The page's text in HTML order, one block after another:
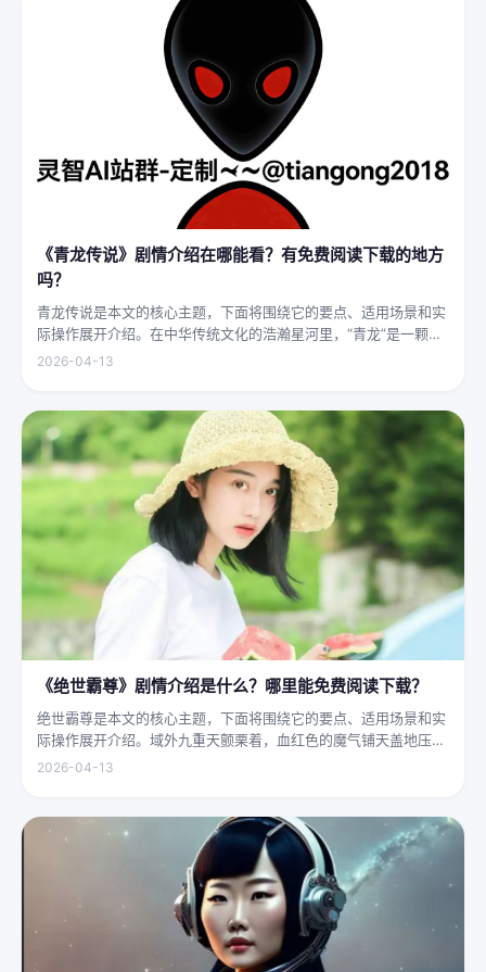
《青龙传说》剧情介绍在哪能看？有免费阅读下载的地方
吗？
青龙传说是本文的核心主题，下面将围绕它的要点、适用场景和实
际操作展开介绍。在中华传统文化的浩瀚星河里，“青龙”是一颗璀
璨夺目的明珠，它与白虎、朱雀、玄武并称“四灵”，雄踞东方，是
2026-04-13
《绝世霸尊》剧情介绍是什么？哪里能免费阅读下载？
绝世霸尊是本文的核心主题，下面将围绕它的要点、适用场景和实
际操作展开介绍。域外九重天颤栗着，血红色的魔气铺天盖地压向
人间界最后一道防线——诛仙阵。阵中百万仙神联军已是强弩之
2026-04-13